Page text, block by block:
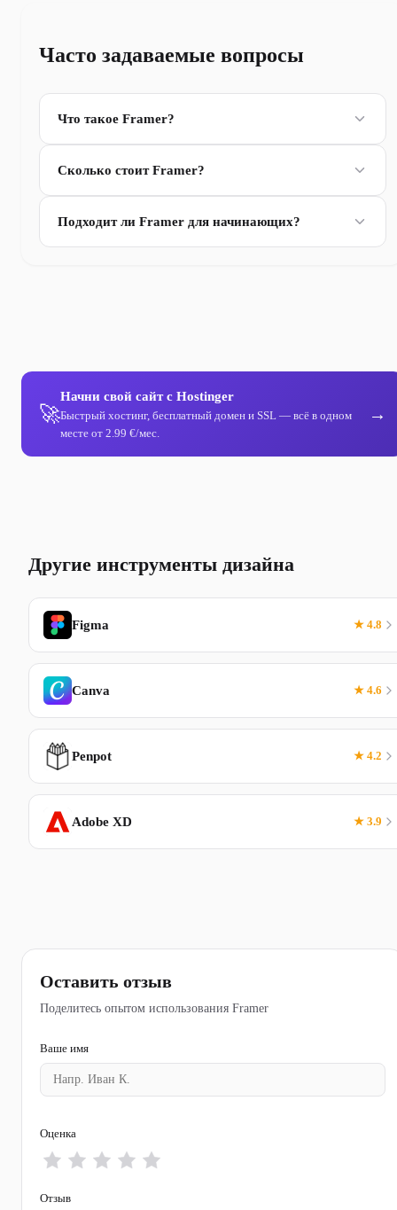
Часто задаваемые вопросы
Что такое Framer?
Сколько стоит Framer?
Подходит ли Framer для начинающих?
🚀
Начни свой сайт с Hostinger
Быстрый хостинг, бесплатный домен и SSL — всё в одном
месте от 2.99 €/мес.
→
Другие инструменты дизайна
Figma ★ 4.8
Canva ★ 4.6
Penpot ★ 4.2
Adobe XD ★ 3.9
Оставить отзыв
Поделитесь опытом использования Framer
Ваше имя
Оценка
Отзыв